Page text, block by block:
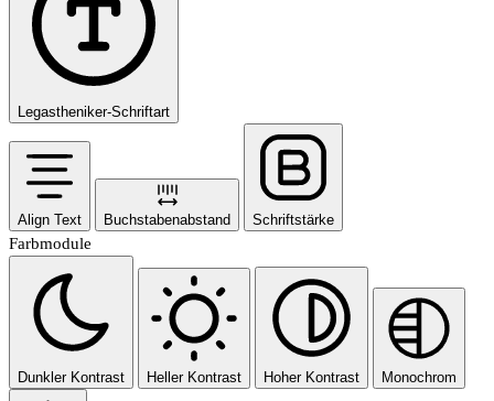
Legastheniker-Schriftart
Align Text Buchstabenabstand Schriftstärke
Farbmodule
Dunkler Kontrast Heller Kontrast Hoher Kontrast Monochrom